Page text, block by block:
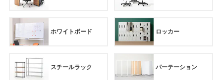
ホワイトボード ロッカー
スチールラック パーテーション